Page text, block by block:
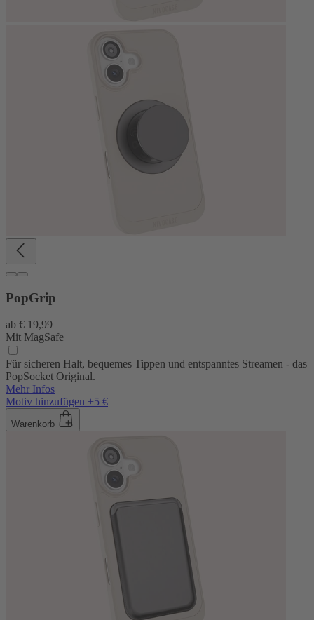
PopGrip
ab € 19,99
Mit MagSafe
Für sicheren Halt, bequemes Tippen und entspanntes Streamen - das
PopSocket Original.
Mehr Infos
Motiv hinzufügen +5 €
Warenkorb